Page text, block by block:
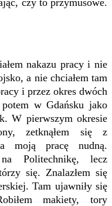
nakazu pracy i nie
a nie chciałem tam
i przez okres dwóch
w Gdańsku jako
W pierwszym okresie
zetknąłem się z
moją pracę nudną.
Politechnikę, lecz
się. Znalazłem się
Tam ujawniły się
makiety, tory